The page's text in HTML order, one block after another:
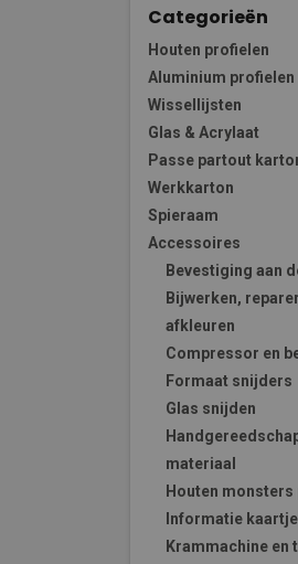
Categorieën
Houten profielen
Aluminium profielen
Wissellijsten
Glas & Acrylaat
Passe partout
Werkkarton
Spieraam
Accessoires
Bevestiging aan
Bijwerken,
afkleuren
Compressor en
Formaat snijders
Glas snijden
materiaal
Houten
Informatie
Krammachine en